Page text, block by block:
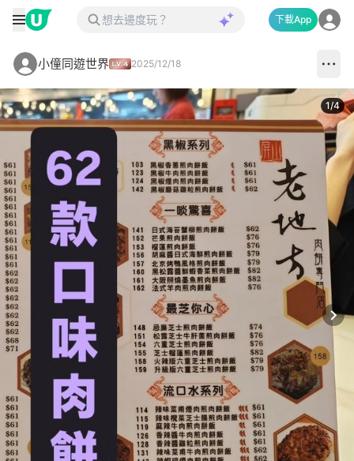
下載App
小僮同遊世界 2025/12/18
1/4